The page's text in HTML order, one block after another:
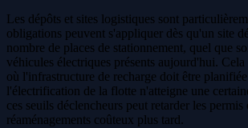
Les dépôts et sites logistiques sont
obligations peuvent s'appliquer dès qu'un site
nombre de places de stationnement, quel que
véhicules électriques présents aujourd'hui. Cela
où l'infrastructure de recharge doit être
l'électrification de la flotte n'atteigne une
ces seuils déclencheurs peut retarder les permis
réaménagements coûteux plus tard.